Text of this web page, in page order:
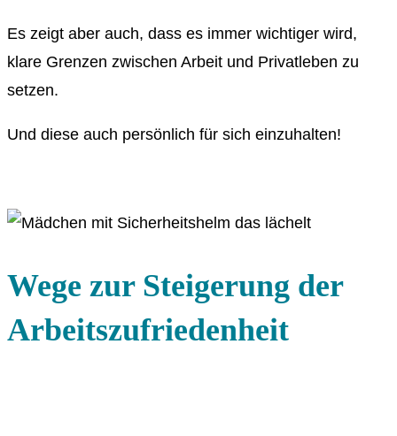
Es zeigt aber auch, dass es immer wichtiger wird,
klare Grenzen zwischen Arbeit und Privatleben zu
setzen.
Und diese auch persönlich für sich einzuhalten!
Wege zur Steigerung der
Arbeitszufriedenheit